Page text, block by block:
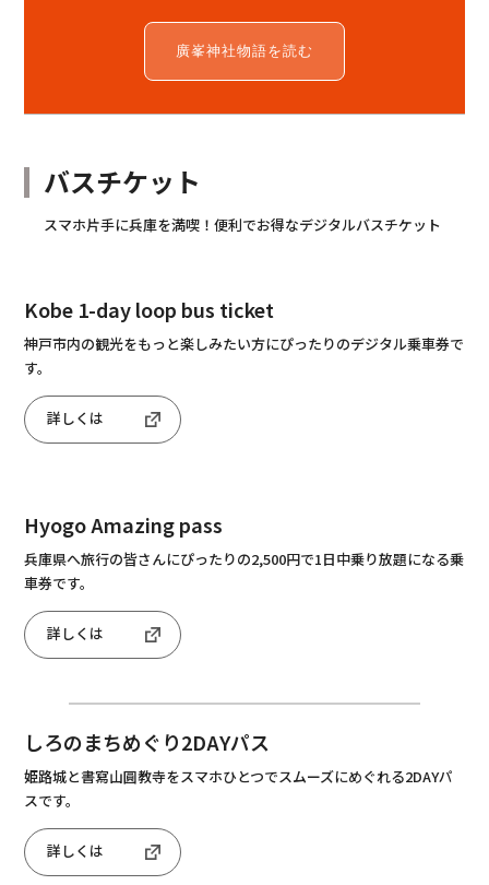
廣峯神社物語を読む
バスチケット
スマホ片手に兵庫を満喫！便利でお得なデジタルバスチケット
Kobe 1-day loop bus ticket
神戸市内の観光をもっと楽しみたい方にぴったりのデジタル乗車券で
す。
詳しくは
Hyogo Amazing pass
兵庫県へ旅行の皆さんにぴったりの2,500円で1日中乗り放題になる乗
車券です。
詳しくは
しろのまちめぐり2DAYパス
姫路城と書寫山圓教寺をスマホひとつでスムーズにめぐれる2DAYパ
スです。
詳しくは